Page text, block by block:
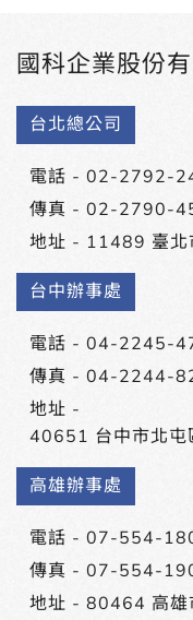
國科企業股份
台北總公司
電話 - 02-2792-
傳真 - 02-2790-
地址 - 11489 臺北
台中辦事處
電話 - 04-2245-
傳真 - 04-2244-
地址 -
40651 台中市北
高雄辦事處
電話 - 07-554-
傳真 - 07-554-
地址 - 80464 高雄